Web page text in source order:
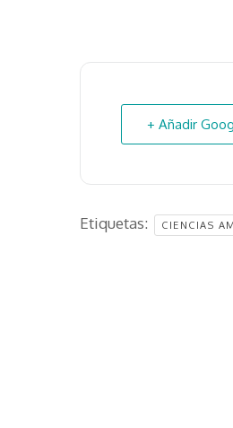
+ Añadir
Etiquetas: CIENCIAS